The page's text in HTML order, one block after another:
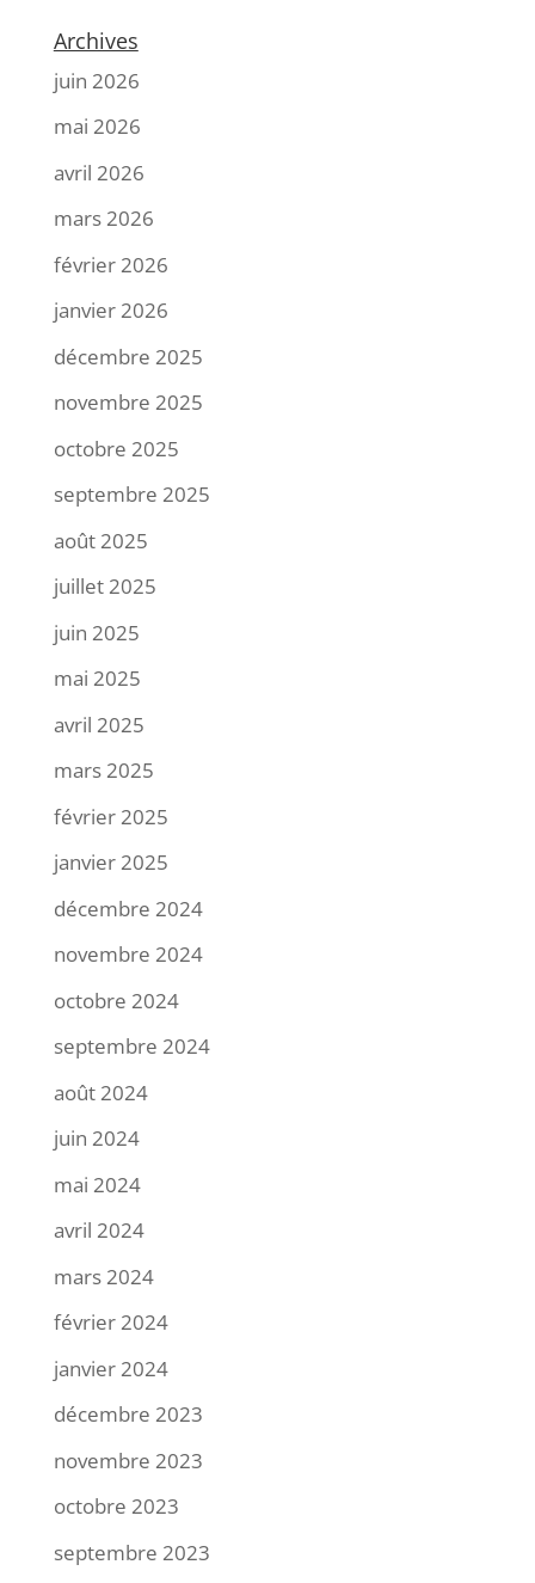
Archives
juin 2026
mai 2026
avril 2026
mars 2026
février 2026
janvier 2026
décembre 2025
novembre 2025
octobre 2025
septembre 2025
août 2025
juillet 2025
juin 2025
mai 2025
avril 2025
mars 2025
février 2025
janvier 2025
décembre 2024
novembre 2024
octobre 2024
septembre 2024
août 2024
juin 2024
mai 2024
avril 2024
mars 2024
février 2024
janvier 2024
décembre 2023
novembre 2023
octobre 2023
septembre 2023